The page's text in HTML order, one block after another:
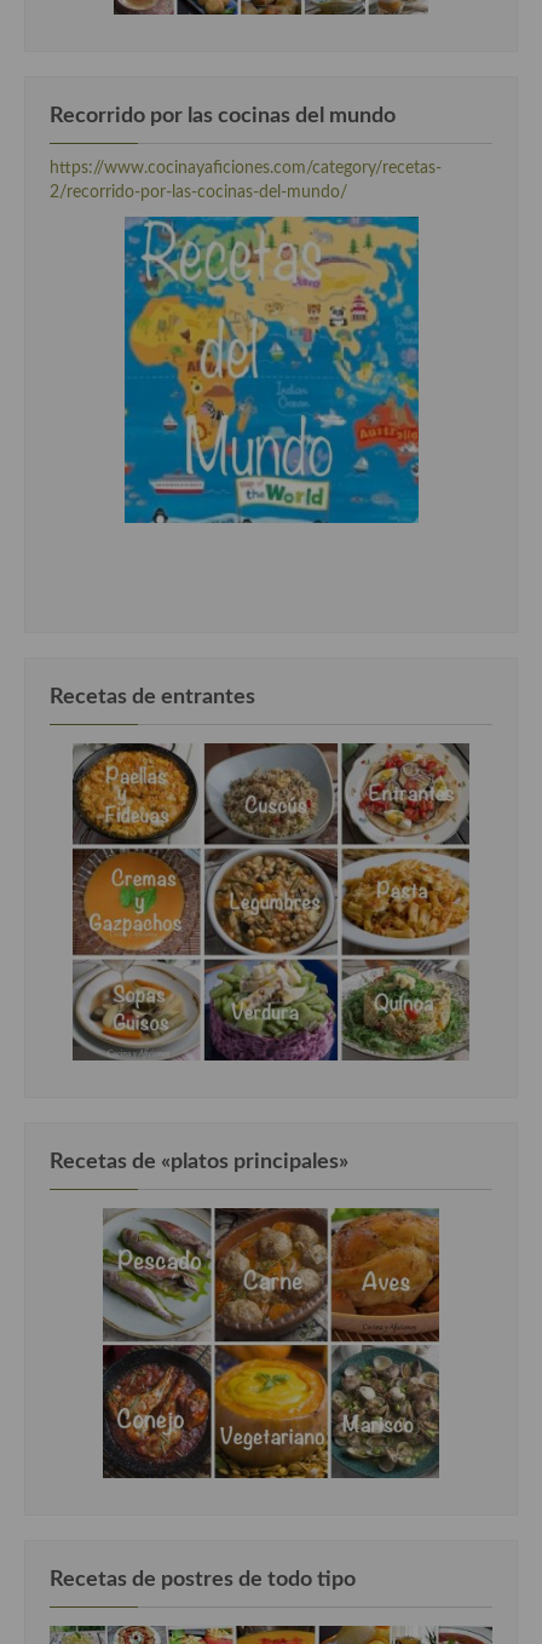
Recorrido por las cocinas del mundo
https://www.cocinayaficiones.com/category/recetas-
2/recorrido-por-las-cocinas-del-mundo/
Recetas de entrantes
Recetas de «platos principales»
Recetas de postres de todo tipo